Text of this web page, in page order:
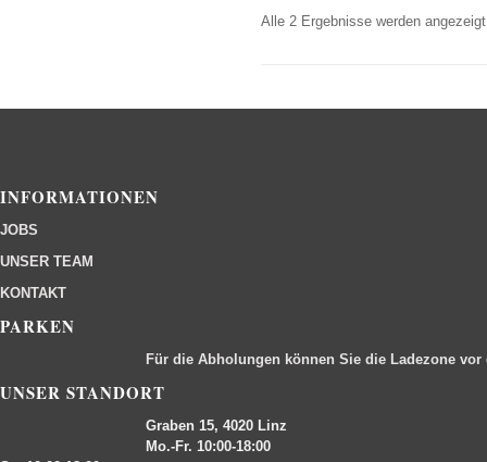
Alle 2 Ergebnisse werden angezeigt
INFORMATIONEN
JOBS
UNSER TEAM
KONTAKT
PARKEN
Für die Abholungen können Sie die Ladezone
UNSER STANDORT
Graben 15, 4020 Linz
Mo.-Fr. 10:00-18:00